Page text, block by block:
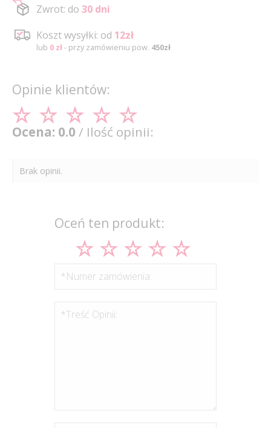
Zwrot: do 30 dni
Koszt wysyłki: od 12zł
lub 0 zł- przy zamówieniu pow. 450zł
Opinie klientów:
Ocena: 0.0 / Ilość opinii:
Brak opinii.
Oceń ten produkt:
*Numer zamówienia:
*Treść Opinii: